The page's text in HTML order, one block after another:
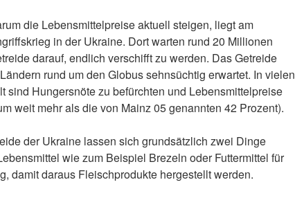
die Lebensmittelpreise aktuell steigen, liegt am
in der Ukraine. Dort warten rund 20 Millionen
darauf, endlich verschifft zu werden. Das Getreide
rund um den Globus sehnsüchtig erwartet. In vielen
sind Hungersnöte zu befürchten und Lebensmittelpreise
weit mehr als die von Mainz 05 genannten 42 Prozent).
der Ukraine lassen sich grundsätzlich zwei Dinge
wie zum Beispiel Brezeln oder Futtermittel für
damit daraus Fleischprodukte hergestellt werden.